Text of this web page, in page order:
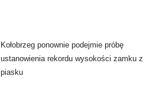
Kołobrzeg ponownie podejmie próbę
ustanowienia rekordu wysokości zamku z
piasku